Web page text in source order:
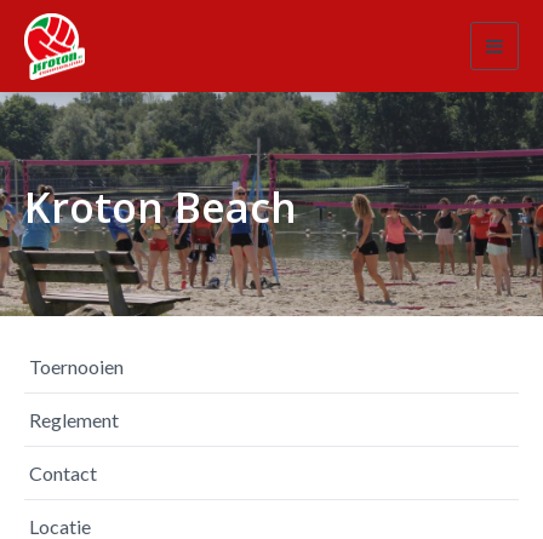
Kroton Beach
Toernooien
Reglement
Contact
Locatie